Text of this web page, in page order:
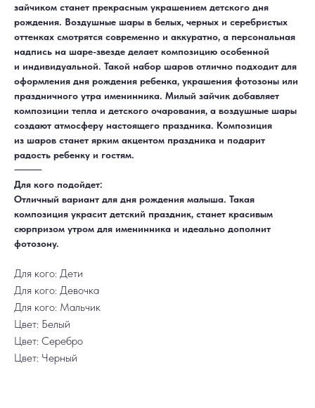
зайчиком станет прекрасным украшением детского дня
рождения. Воздушные шары в белых, черных и серебристых
оттенках смотрятся современно и аккуратно, а персональная
надпись на шаре-звезде делает композицию особенной
и индивидуальной. Такой набор шаров отлично подходит для
оформления дня рождения ребенка, украшения фотозоны или
праздничного утра именинника. Милый зайчик добавляет
композиции тепла и детского очарования, а воздушные шары
создают атмосферу настоящего праздника. Композиция
из шаров станет ярким акцентом праздника и подарит
радость ребенку и гостям.
⸻
Для кого подойдет:
Отличный вариант для дня рождения малыша. Такая
композиция украсит детский праздник, станет красивым
сюрпризом утром для именинника и идеально дополнит
фотозону.
Для кого: Дети
Для кого: Девочка
Для кого: Мальчик
Цвет: Белый
Цвет: Серебро
Цвет: Черный
ДОСТАВКА
Ежедневно, круглосуточно
САМОВЫВОЗ
КАТАЛОГ
Для девушек
Для мужчин
Для детей
Цифры
Акции
ИНФОРМАЦИЯ
Гарантия и возврат
Наши работы
Контакты
РАБОТАЕМ ЕЖЕДНЕВНО
+7 (3452) 78-05-55
ТЮМЕНЬ, УЛ. МУРАВЛЕНКО Д. 13
Смотреть в 2ГИС
МЫ ОНЛАЙН